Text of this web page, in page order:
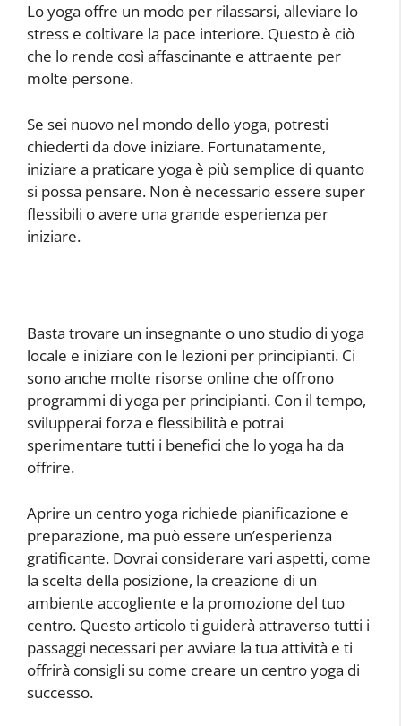
Lo yoga offre un modo per rilassarsi, alleviare lo
stress e coltivare la pace interiore. Questo è ciò
che lo rende così affascinante e attraente per
molte persone.
Se sei nuovo nel mondo dello yoga, potresti
chiederti da dove iniziare. Fortunatamente,
iniziare a praticare yoga è più semplice di quanto
si possa pensare. Non è necessario essere super
flessibili o avere una grande esperienza per
iniziare.
Basta trovare un insegnante o uno studio di yoga
locale e iniziare con le lezioni per principianti. Ci
sono anche molte risorse online che offrono
programmi di yoga per principianti. Con il tempo,
svilupperai forza e flessibilità e potrai
sperimentare tutti i benefici che lo yoga ha da
offrire.
Aprire un centro yoga richiede pianificazione e
preparazione, ma può essere un’esperienza
gratificante. Dovrai considerare vari aspetti, come
la scelta della posizione, la creazione di un
ambiente accogliente e la promozione del tuo
centro. Questo articolo ti guiderà attraverso tutti i
passaggi necessari per avviare la tua attività e ti
offrirà consigli su come creare un centro yoga di
successo.